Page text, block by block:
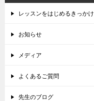
レッスンをはじめるきっかけ
お知らせ
メディア
よくあるご質問
先生のブログ